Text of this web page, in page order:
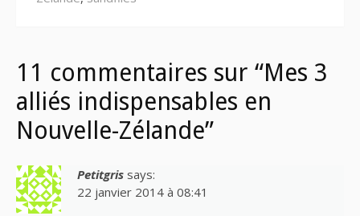
11 commentaires sur “Mes 3
alliés indispensables en
Nouvelle-Zélande”
Petitgris says:
22 janvier 2014 à 08:41